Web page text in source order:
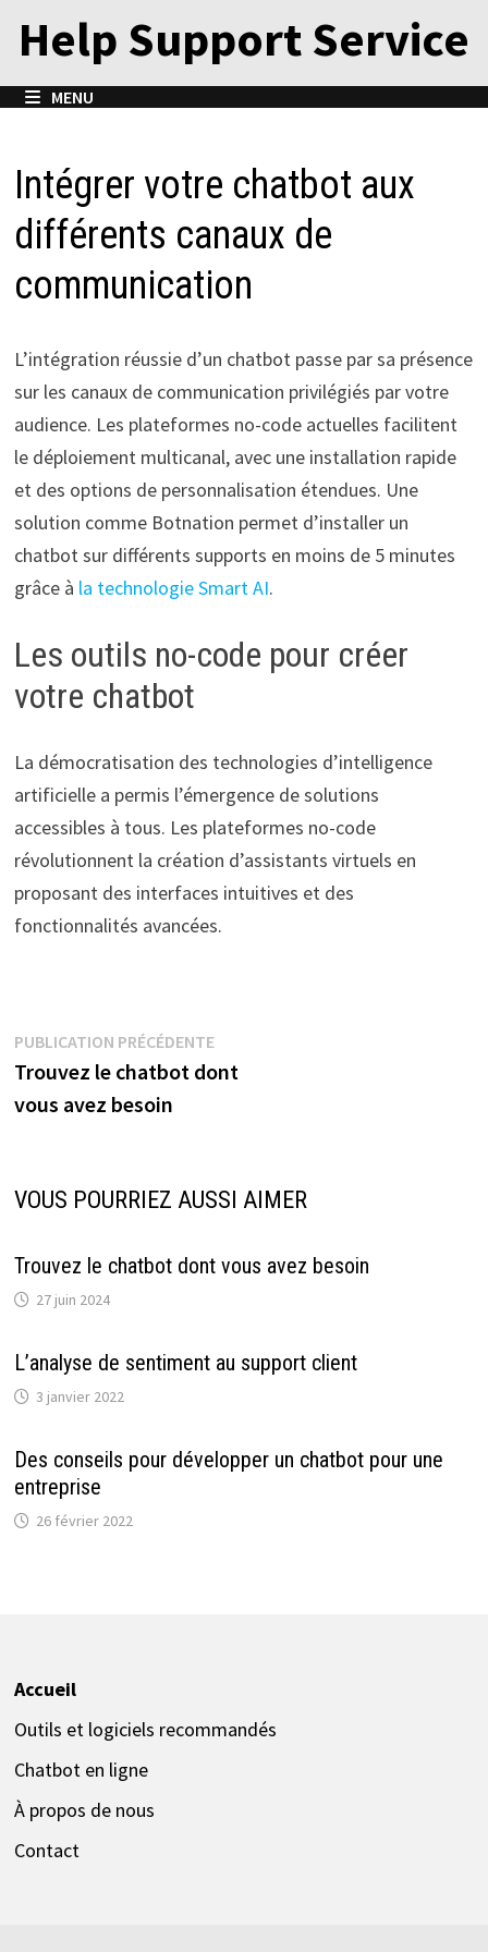
Help Support Service
MENU
Intégrer votre chatbot aux
différents canaux de
communication
L’intégration réussie d’un chatbot passe par sa présence
sur les canaux de communication privilégiés par votre
audience. Les plateformes no-code actuelles facilitent
le déploiement multicanal, avec une installation rapide
et des options de personnalisation étendues. Une
solution comme Botnation permet d’installer un
chatbot sur différents supports en moins de 5 minutes
grâce à la technologie Smart AI.
Les outils no-code pour créer
votre chatbot
La démocratisation des technologies d’intelligence
artificielle a permis l’émergence de solutions
accessibles à tous. Les plateformes no-code
révolutionnent la création d’assistants virtuels en
proposant des interfaces intuitives et des
fonctionnalités avancées.
Navigation
de
PUBLICATION PRÉCÉDENTEPublication
précédente :
Trouvez le chatbot dont
vous avez besoin
VOUS POURRIEZ AUSSI AIMER
Trouvez le chatbot dont vous avez besoin
27 juin 2024
L’analyse de sentiment au support client
3 janvier 2022
Des conseils pour développer un chatbot pour une
entreprise
26 février 2022
Accueil
Outils et logiciels recommandés
Chatbot en ligne
À propos de nous
Contact